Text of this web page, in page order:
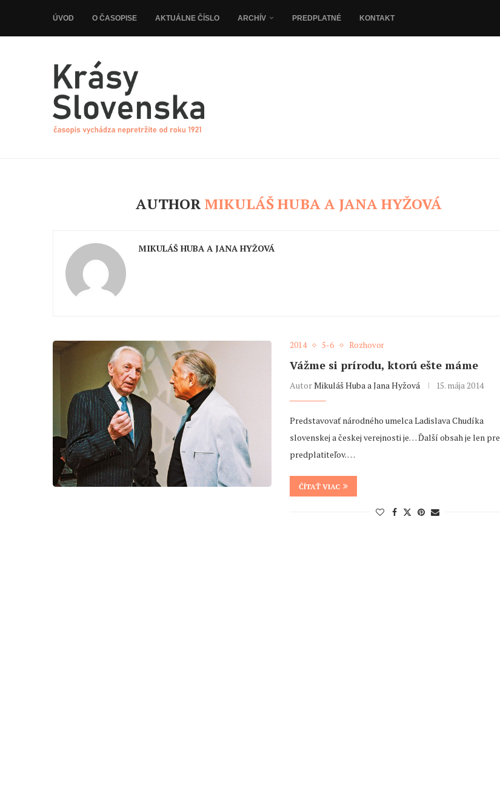
ÚVOD O ČASOPISE AKTUÁLNE ČÍSLO ARCHÍV PREDPLATNÉ KONTAKT
AUTHOR MIKULÁŠ HUBA A JANA HYŽOVÁ
MIKULÁŠ HUBA A JANA HYŽOVÁ
2014 5-6 Rozhovor
Vážme si prírodu, ktorú ešte máme
AutorMikuláš Huba a Jana Hyžová 15. mája 2014
Predstavovať národného umelca Ladislava Chudíka
slovenskej a českej verejnosti je… Ďalší obsah je len pre
predplatiteľov. …
ČÍTAŤ VIAC